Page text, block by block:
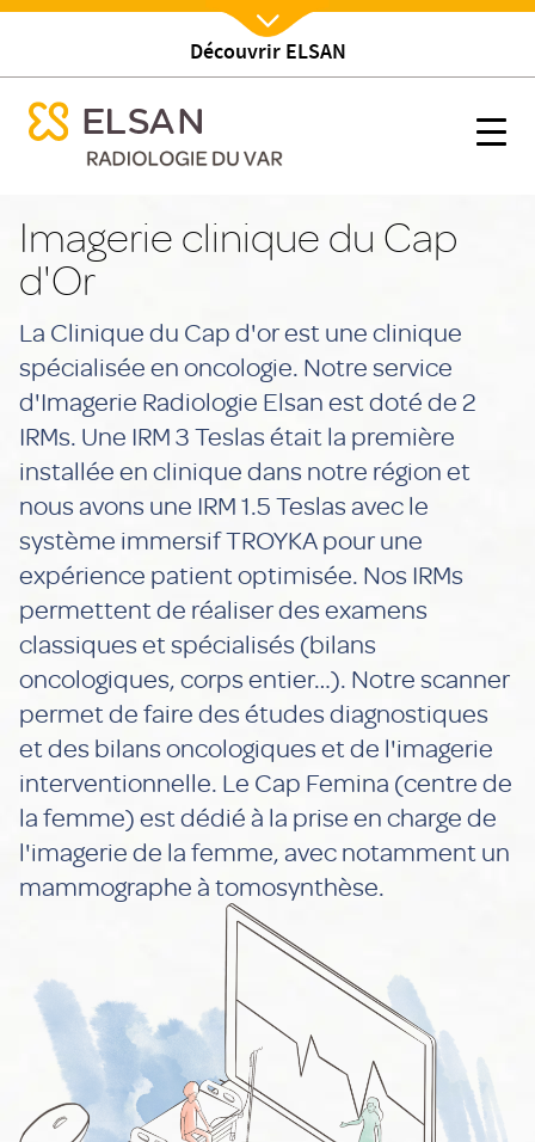
contenu
principal
Découvrir ELSAN
Imagerie clinique du Cap d'Or
menu mobile
Nx:Afficher menu
menu mobile
Imagerie clinique du Cap
d'Or
La Clinique du Cap d'or est une clinique
spécialisée en oncologie. Notre service
d'Imagerie Radiologie Elsan est doté de 2
IRMs. Une IRM 3 Teslas était la première
installée en clinique dans notre région et
nous avons une IRM 1.5 Teslas avec le
système immersif TROYKA pour une
expérience patient optimisée. Nos IRMs
permettent de réaliser des examens
classiques et spécialisés (bilans
oncologiques, corps entier…). Notre scanner
permet de faire des études diagnostiques
et des bilans oncologiques et de l'imagerie
interventionnelle. Le Cap Femina (centre de
la femme) est dédié à la prise en charge de
l'imagerie de la femme, avec notamment un
mammographe à tomosynthèse.